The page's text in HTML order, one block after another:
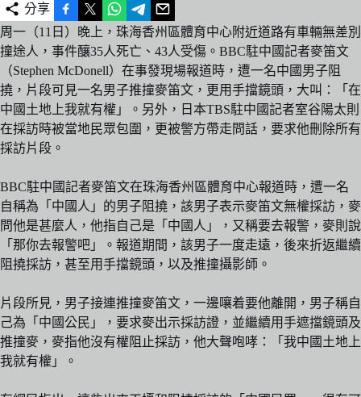
分享
周一（11日）晚上，珠海香州區體育中心附近道路有車輛無差別
撞途人，事件釀35人死亡、43人受傷。BBC駐中國記者麥笛文
（Stephen McDonell）在事發現場報道時，遭一名中國男子阻
撓，片段可見一名男子推撞麥笛文，更用手擋鏡頭，大叫：「在
中國土地上我就有權」。另外，日本TBS駐中國記者室谷陽太則
在採訪時被當地民眾包圍，更被警方帶走問話，要求他刪除所有
採訪片段。
BBC駐中國記者麥笛文在珠海香州區體育中心報道時，遭一名
自稱為「中國人」的男子阻撓，該男子表示麥笛文無權採訪，麥
問他是甚麼人，他指自己是「中國人」，又稱要去報警，麥則說
「那你去報警吧」。報道期間，該男子一度走遠，後來折返繼續
阻撓採訪，甚至用手擋鏡頭，以及推撞攝影師。
片段所見，男子接連推撞麥笛文，一邊嚷着要他離開，男子稱自
己為「中國公民」，要求麥出示採訪證，並繼續用手遮擋鏡頭及
推撞麥，麥指他沒有權阻止採訪，他大聲咆哮：「我中國土地上
我就有權」。